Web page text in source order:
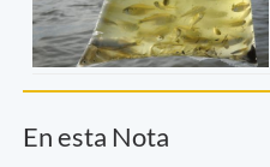
En esta Nota